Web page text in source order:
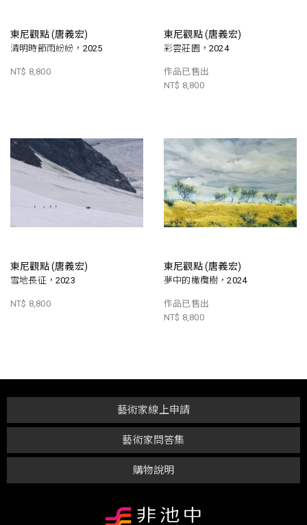
東尼觀點 (唐義宏)
清明時節雨紛紛，2025
NT$ 8,800
東尼觀點 (唐義宏)
彩雲莊園，2024
作品已售出
NT$ 8,800
東尼觀點 (唐義宏)
雪地長征，2023
NT$ 8,800
東尼觀點 (唐義宏)
夢中的橄欖樹，2024
作品已售出
NT$ 8,800
購物說明
藝術家問答集
藝術家線上申請